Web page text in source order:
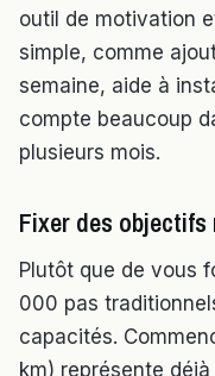
outil de motivation
simple, comme
semaine, aide à
compte beaucoup
plusieurs mois.
Fixer des
Plutôt que de vous
000 pas
capacités.
km) représente